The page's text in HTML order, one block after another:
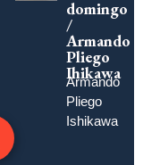
domingo
/
Armando
Pliego
Ihikawa
Armando
Pliego
Ishikawa